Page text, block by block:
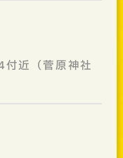
付近（菅原神社